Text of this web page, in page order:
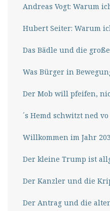
Andreas Vogt: Warum
Hubert Seiter: Warum
Das Bädle und die
Was Bürger in
Der Mob will pfeifen,
´s Hemd schwitzt ned
Willkommen im Jahr
Der kleine Trump ist
Der Kanzler und die
Der Antrag und die